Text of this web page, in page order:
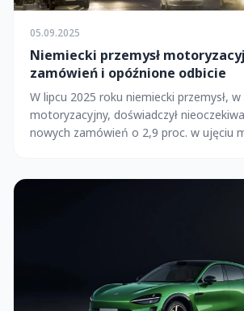
05.09.2025
Niemiecki przemysł
zamówień i opóźnione odbicie
W lipcu 2025 roku niemiecki przemysł,
motoryzacyjny, doświadczył
nowych zamówień o 2,9 proc. w ujęciu